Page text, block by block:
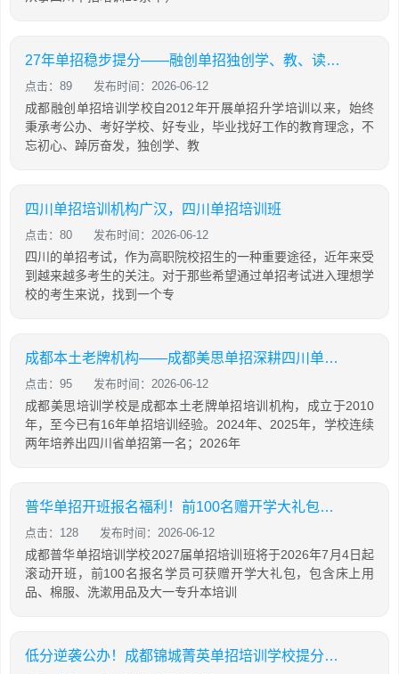
27年单招稳步提分——融创单招独创学、教、读、背、练、考六位一体教学模式
点击：89 发布时间：2026-06-12
成都融创单招培训学校自2012年开展单招升学培训以来，始终
秉承考公办、考好学校、好专业，毕业找好工作的教育理念，不
忘初心、踔厉奋发，独创学、教
四川单招培训机构广汉，四川单招培训班
点击：80 发布时间：2026-06-12
四川的单招考试，作为高职院校招生的一种重要途径，近年来受
到越来越多考生的关注。对于那些希望通过单招考试进入理想学
校的考生来说，找到一个专
成都本土老牌机构——成都美思单招深耕四川单招16年，助力学生录取公办院校！
点击：95 发布时间：2026-06-12
成都美思培训学校是成都本土老牌单招培训机构，成立于2010
年，至今已有16年单招培训经验。2024年、2025年，学校连续
两年培养出四川省单招第一名；2026年
普华单招开班报名福利！前100名赠开学大礼包，含床上用品，棉服，先到先得！
点击：128 发布时间：2026-06-12
成都普华单招培训学校2027届单招培训班将于2026年7月4日起
滚动开班，前100名报名学员可获赠开学大礼包，包含床上用
品、棉服、洗漱用品及大一专升本培训
低分逆袭公办！成都锦城菁英单招培训学校提分攻略